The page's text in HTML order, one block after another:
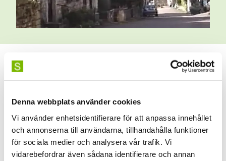
Denna webbplats använder cookies
Vi använder enhetsidentifierare för att anpassa innehållet
och annonserna till användarna, tillhandahålla funktioner
för sociala medier och analysera vår trafik. Vi
vidarebefordrar även sådana identifierare och annan
Un Vague Souvenir är en personlig essäfilm där
Alexander Öhrn träder i dialog med arkivmaterial filmat
Burgundys landskap blir en plats för minnet: ett lyckligt
familjeliv som utan förklaring, tog slut. Hans fars röst
väcker bortglömda minnen och får Alexander att
ifrågasätta sina minnen.